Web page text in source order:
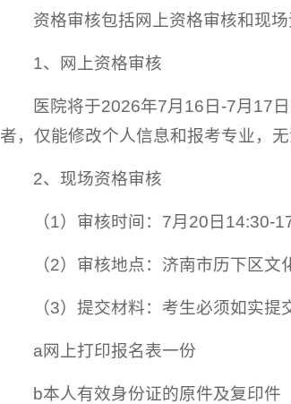
资格审核包括网上资格审核和现场
1、网上资格审核
医院将于2026年7月16日-7月17
者，仅能修改个人信息和报考专业，无
2、现场资格审核
（1）审核时间：7月20日14:30-
（2）审核地点：济南市历下区
（3）提交材料：考生必须如实
a网上打印报名表一份
b本人有效身份证的原件及复印件